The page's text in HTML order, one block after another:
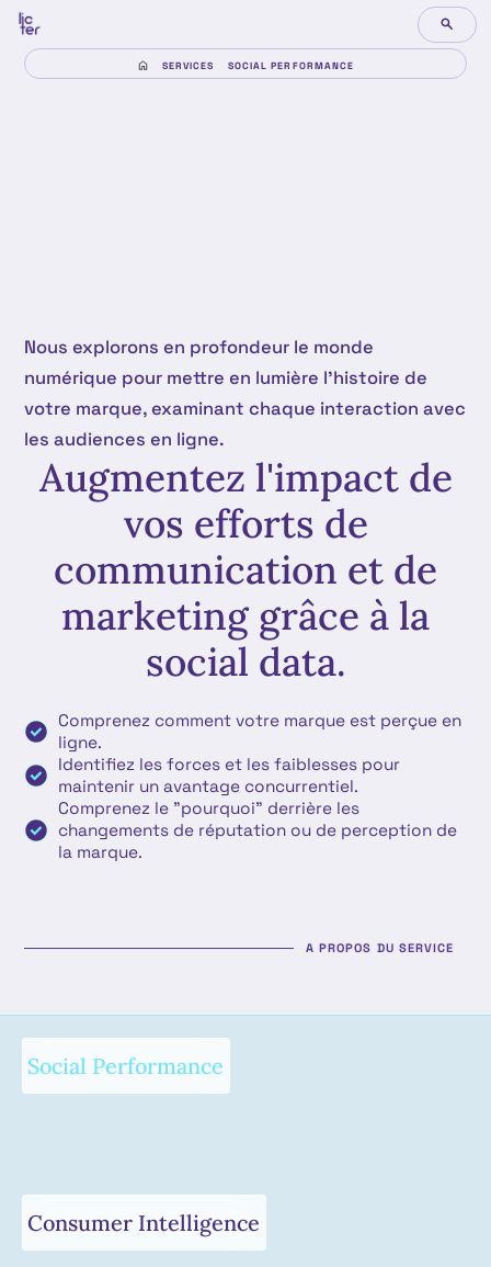
SERVICES SOCIAL PERFORMANCE
Nous explorons en profondeur le monde
numérique pour mettre en lumière l'histoire de
votre marque, examinant chaque interaction avec
les audiences en ligne.
Augmentez l'impact de
vos efforts de
communication et de
marketing grâce à la
social data.
Comprenez comment votre marque est perçue en
ligne.
Identifiez les forces et les faiblesses pour
maintenir un avantage concurrentiel.
Comprenez le "pourquoi" derrière les
changements de réputation ou de perception de
la marque.
A PROPOS DU SERVICE
Social Performance
Consumer Intelligence